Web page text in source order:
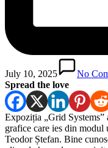
July 10, 2025
No
Spread the love
Expoziția „Grid
grafice care ies din modul
Teodor Ștefan. Bine